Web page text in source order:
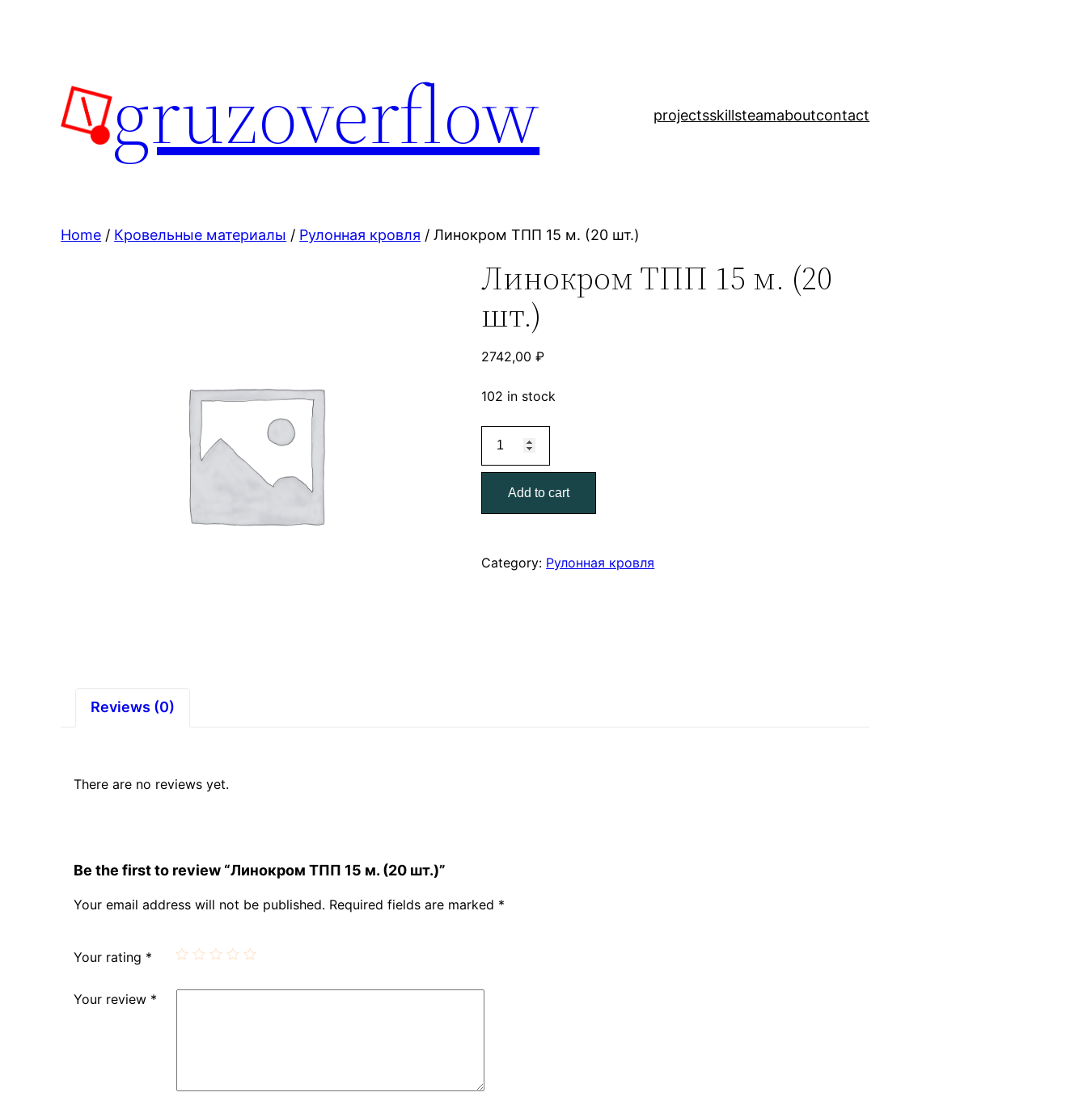
gruzoverflow projectsskillsteamaboutcontact
Home / Кровельные материалы / Рулонная кровля / Линокром ТПП 15 м. (20 шт.)
Линокром ТПП 15 м. (20
шт.)
2742,00₽
102 in stock
15
(20
quantity
Add to cart
Category: Рулонная кровля
Reviews (0)
There are no reviews yet.
Be the first to review “Линокром ТПП 15 м. (20 шт.)”
Your email address will not be published. Required fields are marked *
Your rating *
Your review *